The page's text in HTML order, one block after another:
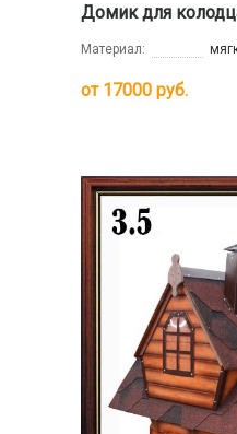
Домик для
Материал:
от 17000 руб.